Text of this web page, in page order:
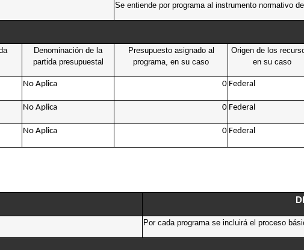
Se entiende por programa al instrumento normativo
Denominación de la
partida presupuestal
Presupuesto asignado al
programa, en su caso
Origen de los
en su caso
No Aplica 0 Federal
No Aplica 0 Federal
No Aplica 0 Federal
Por cada programa se incluirá el proceso